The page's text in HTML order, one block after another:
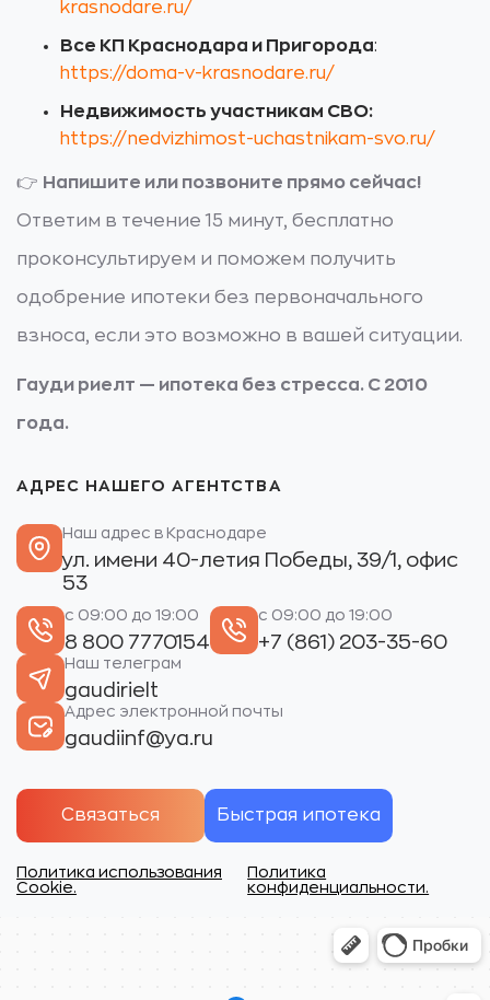
krasnodare.ru/
Все КП Краснодара и Пригорода:
https://doma-v-krasnodare.ru/
Недвижимость участникам СВО:
https://nedvizhimost-uchastnikam-svo.ru/
👉 Напишите или позвоните прямо сейчас!
Ответим в течение 15 минут, бесплатно
проконсультируем и поможем получить
одобрение ипотеки без первоначального
взноса, если это возможно в вашей ситуации.
Гауди риелт — ипотека без стресса. С 2010
года.
АДРЕС НАШЕГО АГЕНТСТВА
Наш адрес в Краснодаре
ул. имени 40-летия Победы, 39/1, офис
53
с 09:00 до 19:00
8 800 7770154
с 09:00 до 19:00
+7 (861) 203-35-60
Наш телеграм
gaudirielt
Адрес электронной почты
gaudiinf@ya.ru
Связаться Быстрая ипотека
Политика использования
Cookie.
Политика
конфиденциальности.